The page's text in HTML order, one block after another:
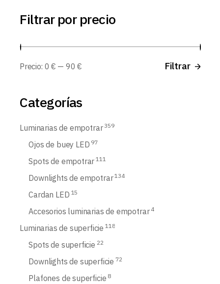
Filtrar por precio
Filtrar
Precio: 0 € — 90 €
Categorías
Luminarias de empotrar 359
Ojos de buey LED 97
Spots de empotrar 111
Downlights de empotrar 134
Cardan LED 15
Accesorios luminarias de empotrar 4
Luminarias de superficie 118
Spots de superficie 22
Downlights de superficie 72
Plafones de superficie 8